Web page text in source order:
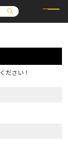
ル
ス
ださい！